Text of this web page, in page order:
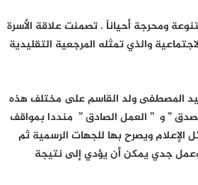
ومحرجة أحياناً . تصمنت علاقة الأسرة
والذي تمثله المرجعية التقليدية
المصطفى ولد القاسم على مختلف هذه
الصدق ” و ” العمل الصادق ” منددا بمواقف
الإعلام ويصرح بها للجهات الرسمية ثم
جدي يمكن أن يؤدي إلى نتيجة